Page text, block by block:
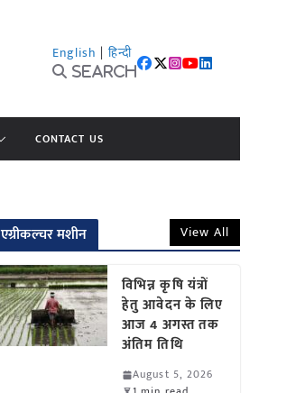
English | हिन्दी
Search
CONTACT US
एग्रीकल्चर मशीन View All
विभिन्न कृषि यंत्रों
हेतु आवेदन के लिए
आज 4 अगस्त तक
अंतिम तिथि
August 5, 2026